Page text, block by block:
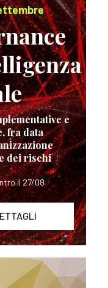
e
fra data
dei rischi
il 27/08